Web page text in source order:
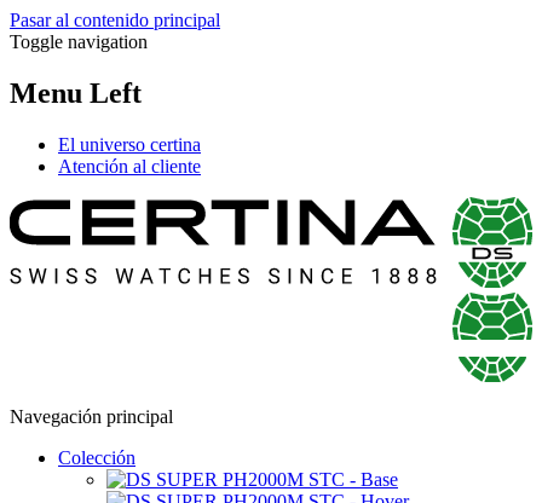
Pasar al contenido principal
Toggle navigation
Menu Left
El universo certina
Atención al cliente
Navegación principal
Colección